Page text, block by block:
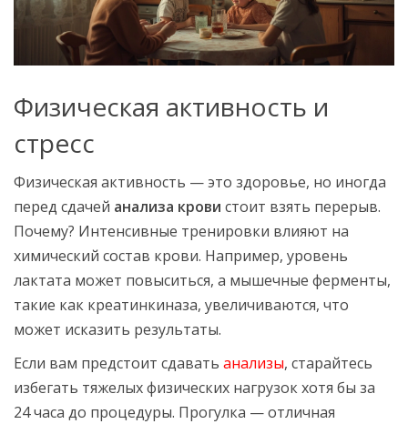
Физическая активность и
стресс
Физическая активность — это здоровье, но иногда
перед сдачей анализа крови стоит взять перерыв.
Почему? Интенсивные тренировки влияют на
химический состав крови. Например, уровень
лактата может повыситься, а мышечные ферменты,
такие как креатинкиназа, увеличиваются, что
может исказить результаты.
Если вам предстоит сдавать анализы, старайтесь
избегать тяжелых физических нагрузок хотя бы за
24 часа до процедуры. Прогулка — отличная